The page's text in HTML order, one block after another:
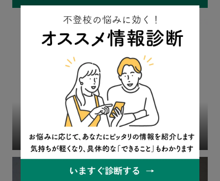
「育て方を間違えた。息子を殺して自分も死のう」あれ
から8年 母と息子に訪れた変化
2023.06.28 連載